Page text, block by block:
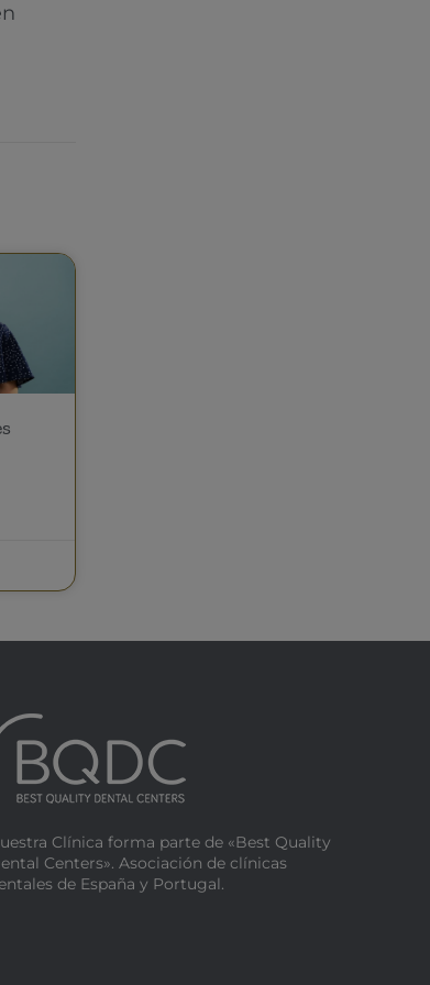
Clínica forma parte de «Best Quality
Centers». Asociación de clínicas
de España y Portugal.